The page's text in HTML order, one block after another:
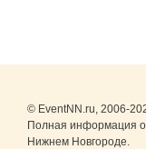
© EventNN.ru, 2006-
Полная информация
Нижнем Новгороде.